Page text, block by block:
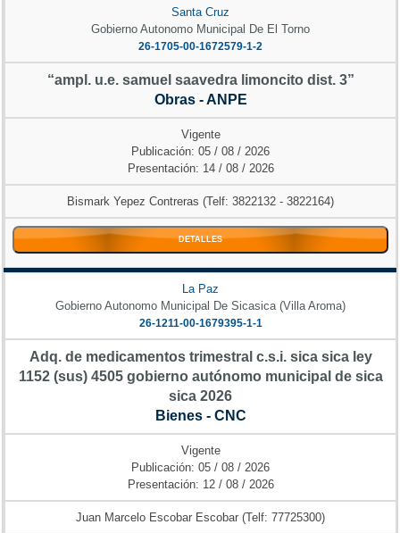
Santa Cruz
Gobierno Autonomo Municipal De El Torno
26-1705-00-1672579-1-2
“ampl. u.e. samuel saavedra limoncito dist. 3”
Obras - ANPE
Vigente
Publicación: 05 / 08 / 2026
Presentación: 14 / 08 / 2026
Bismark Yepez Contreras (Telf: 3822132 - 3822164)
DETALLES
La Paz
Gobierno Autonomo Municipal De Sicasica (Villa Aroma)
26-1211-00-1679395-1-1
Adq. de medicamentos trimestral c.s.i. sica sica ley
1152 (sus) 4505 gobierno autónomo municipal de sica
sica 2026
Bienes - CNC
Vigente
Publicación: 05 / 08 / 2026
Presentación: 12 / 08 / 2026
Juan Marcelo Escobar Escobar (Telf: 77725300)